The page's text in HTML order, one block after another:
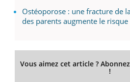
Ostéoporose : une fracture de
des parents augmente le risque
Vous aimez cet article ?
!